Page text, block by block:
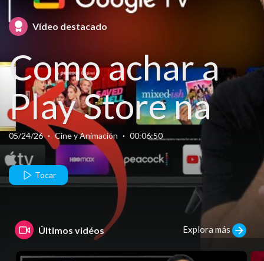
Vídeo destacado
Como achar a
Play Store na
Google TV da
TCL.
05/24/26 · Cine y Animación · 00:06:50
Tocar
Últimos vidéos Explora más